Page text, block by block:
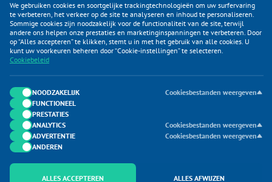
KLANTENSERVICE
CATEGORIEËN
DUIJVELAAR E-COMMERCE
CONTACTEN
We gebruiken cookies en soortgelijke trackingtechnologieën om uw surfervaring
te verbeteren, het verkeer op de site te analyseren en inhoud te personaliseren.
Sommige cookies zijn noodzakelijk voor de functionaliteit van de site, terwijl
andere ons helpen onze prestaties en marketinginspanningen te verbeteren. Door
op “Alles accepteren” te klikken, stemt u in met het gebruik van alle cookies. U
kunt uw voorkeuren beheren door “Cookie-instellingen” te selecteren.
Cookiebeleid
NOODZAKELIJK
Cookiesbestanden weergeven
FUNCTIONEEL
PRESTATIES
ANALYTICS
Cookiesbestanden weergeven
ADVERTENTIE
Cookiesbestanden weergeven
ANDEREN
ALLES ACCEPTEREN ALLES AFWIJZEN